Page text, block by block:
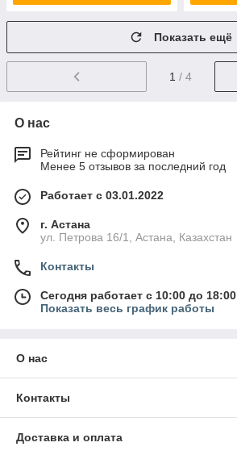
Показать ещё
1 / 4
О нас
Рейтинг не сформирован
Менее 5 отзывов за последний год
Работает с 03.01.2022
г. Астана
ул. Петрова 16/1, Астана, Казахстан
Контакты
Сегодня работает с 10:00 до 18:00
Показать весь график работы
О нас
Контакты
Доставка и оплата